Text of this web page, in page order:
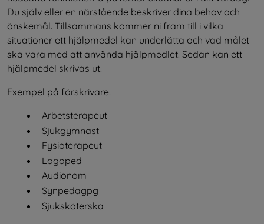
Du själv eller en närstående beskriver dina behov och
önskemål. Tillsammans kommer ni fram till i vilka
situationer ett hjälpmedel kan underlätta och vad målet
ska vara med att använda hjälpmedlet. Sedan kan ett
hjälpmedel skrivas ut.
Exempel på förskrivare:
Arbetsterapeut
Sjukgymnast
Fysioterapeut
Logoped
Audionom
Synpedagpg
Sjuksköterska